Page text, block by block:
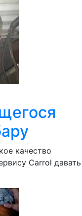
качество
Сarrol давать